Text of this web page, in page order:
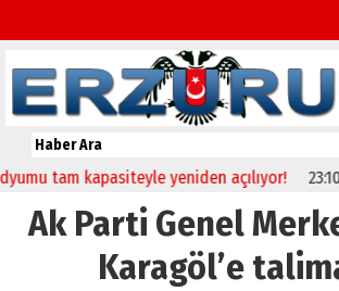
tam kapasiteyle yeniden açılıyor! 23:10
Ak Parti Genel
Karagöl’e